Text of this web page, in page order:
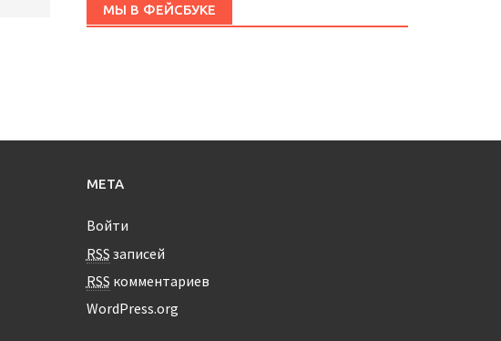
МЫ В ФЕЙСБУКЕ
МЕТА
Войти
RSS записей
RSS комментариев
WordPress.org